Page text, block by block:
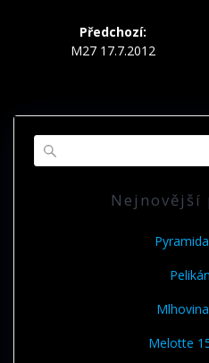
Navigace
Předchozí:
Předchozí
M27 17.7.2012
Nejnovější
Melotte